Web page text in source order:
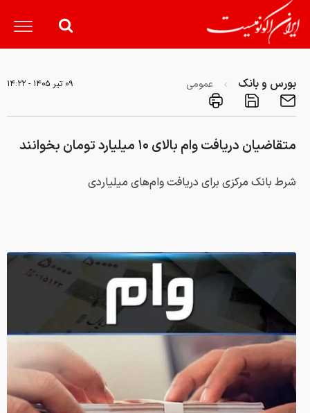
بورس و بانک عمومی ۰۹ تير ۱۴۰۵ - ۱۴:۲۲
متقاضیان دریافت وام بالای ۱۰ میلیارد تومان بخوانند
شرط بانک مرکزی برای دریافت وام‌های میلیاردی